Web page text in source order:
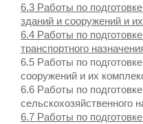
6.3 Работы по
зданий и сооружений и
6.4 Работы по
транспортного
6.5 Работы по
сооружений и их
6.6 Работы по
сельскохозяйственного
6.7 Работы по